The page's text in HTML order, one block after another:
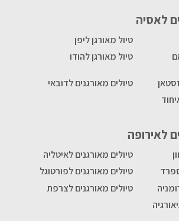
לאסיה
טיול מאורגן ליפן
טיול מאורגן להודו
טיולים מאורגנים לדובאי
לאירופה
טיולים מאורגנים לאיטליה
טיולים מאורגנים לפורטוגל
טיולים מאורגנים לצרפת